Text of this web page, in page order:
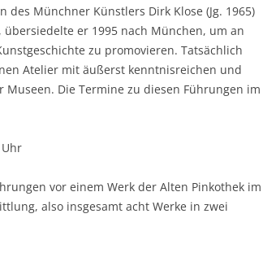
des Münchner Künstlers Dirk Klose (Jg. 1965)
er 1995 nach München, um an
zu promovieren. Tatsächlich
Atelier mit äußerst kenntnisreichen und
Die Termine zu diesen Führungen im
vor einem Werk der Alten Pinkothek im
also insgesamt acht Werke in zwei